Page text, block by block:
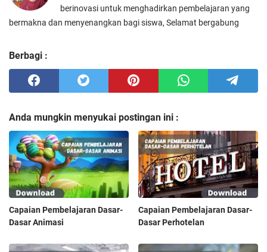
berinovasi untuk menghadirkan pembelajaran yang
bermakna dan menyenangkan bagi siswa, Selamat bergabung
Berbagi :
Anda mungkin menyukai postingan ini :
Capaian Pembelajaran Dasar-
Dasar Animasi
Capaian Pembelajaran Dasar-
Dasar Perhotelan